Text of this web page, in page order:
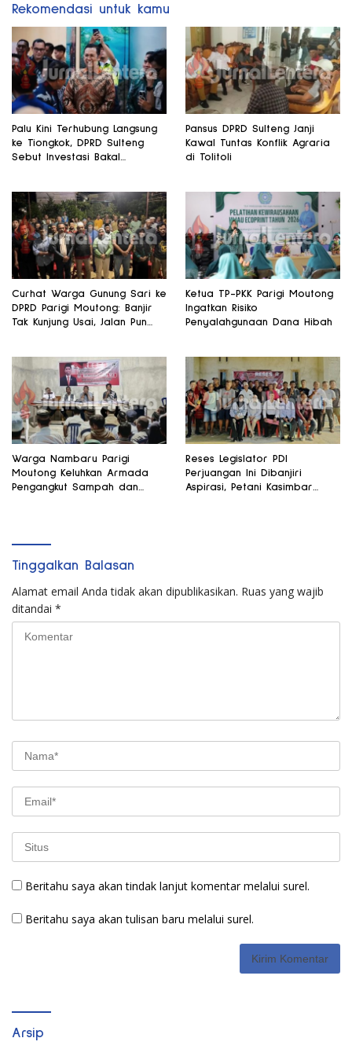
Rekomendasi untuk kamu
Palu Kini Terhubung Langsung
ke Tiongkok, DPRD Sulteng
Sebut Investasi Bakal
Pansus DPRD Sulteng Janji
Kawal Tuntas Konflik Agraria
di Tolitoli
Curhat Warga Gunung Sari ke
DPRD Parigi Moutong: Banjir
Tak Kunjung Usai, Jalan Pun
Ketua TP-PKK Parigi Moutong
Ingatkan Risiko
Penyalahgunaan Dana Hibah
Warga Nambaru Parigi
Moutong Keluhkan Armada
Pengangkut Sampah dan
Reses Legislator PDI
Perjuangan Ini Dibanjiri
Aspirasi, Petani Kasimbar
Tinggalkan Balasan
Alamat email Anda tidak akan dipublikasikan. Ruas yang wajib
ditandai *
Beritahu saya akan tindak lanjut komentar melalui surel.
Beritahu saya akan tulisan baru melalui surel.
Arsip